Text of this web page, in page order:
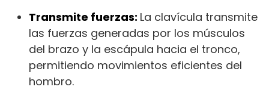
Transmite fuerzas: La clavícula transmite
las fuerzas generadas por los músculos
del brazo y la escápula hacia el tronco,
permitiendo movimientos eficientes del
hombro.